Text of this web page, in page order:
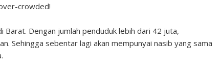
crowded!
Barat. Dengan jumlah penduduk lebih dari 42 juta,
Sehingga sebentar lagi akan mempunyai nasib yang sama